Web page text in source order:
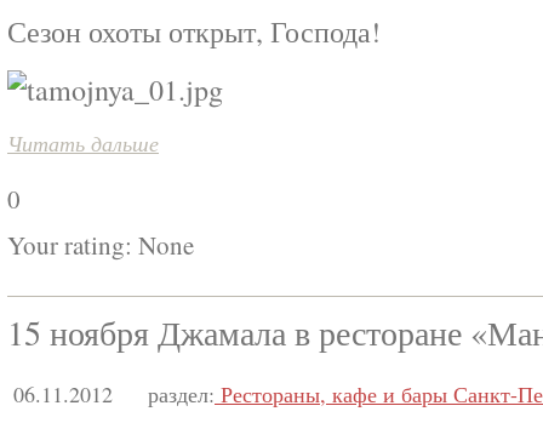
Сезон охоты открыт, Господа!
Читать дальше
0
Your rating: None
15 ноября Джамала в ресторане
06.11.2012 раздел: Рестораны, кафе и бары Санкт-